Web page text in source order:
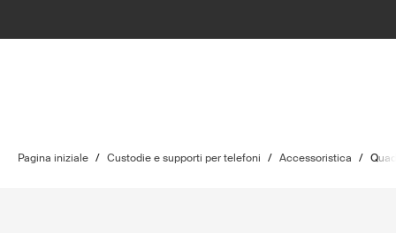
Pagina iniziale / Custodie e supporti per telefoni / Accessoristica /